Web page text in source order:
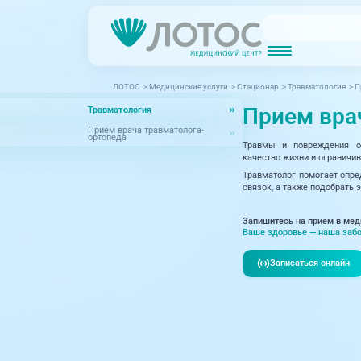
ЛОТОС > Медицинские услуги >Стационар >Травматология >
Травматология
Прием врача травматолога-
ортопеда
Прием
Травмы и повреждения
качество жизни и
Травматолог помогает
связок, а также подобрать
Запишитесь на прием в
Ваше здоровье — наша
Записаться онлайн
Акции
Превентэйдж
МРТ (Магнитно-резонансная томография) КТ